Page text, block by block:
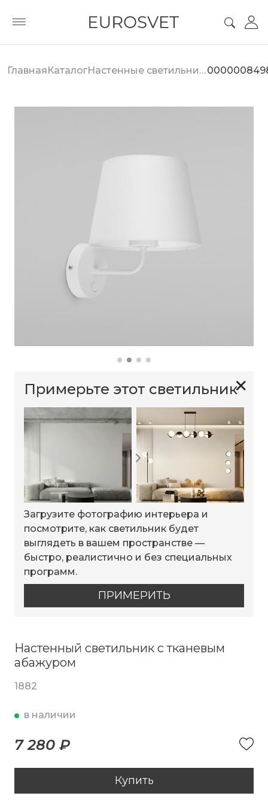
ГлавнаяКаталог Настенные светильники
✕
Примерьте этот светильник
Загрузите фотографию интерьера и
посмотрите, как светильник будет
выглядеть в вашем пространстве —
быстро, реалистично и без специальных
программ.
ПРИМЕРИТЬ
Настенный светильник с тканевым
абажуром
1882
в наличии
7 280 ₽
Купить